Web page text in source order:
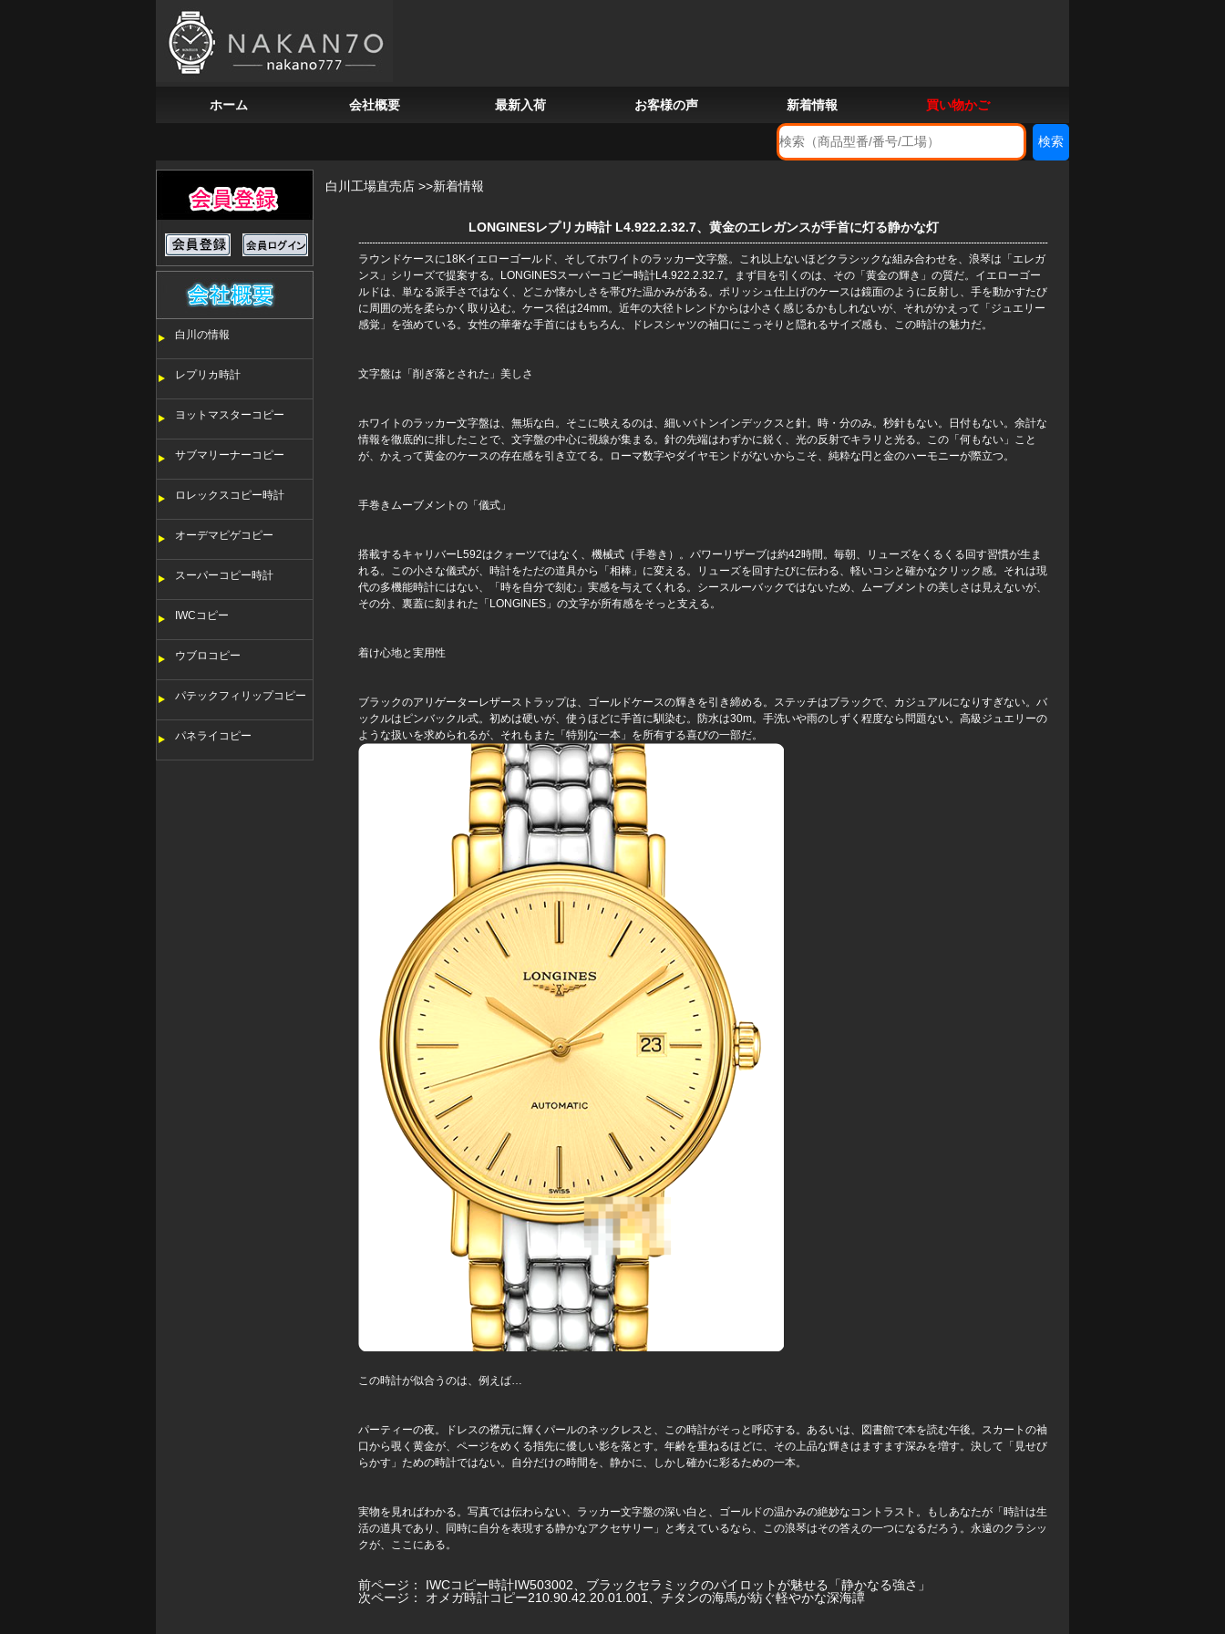
ホーム 会社概要 最新入荷 お客様の声 新着情報 買い物かご
白川の情報
レプリカ時計
ヨットマスターコピー
サブマリーナーコピー
ロレックスコピー時計
オーデマピゲコピー
スーパーコピー時計
IWCコピー
ウブロコピー
パテックフィリップコピー
パネライコピー
白川工場直売店 >>新着情報
LONGINESレプリカ時計 L4.922.2.32.7、黄金のエレガンスが手首に灯る静かな灯
ラウンドケースに18Kイエローゴールド、そしてホワイトのラッカー文字盤。これ以上ないほどクラシックな組み合わせを、浪琴は「エレガ
ンス」シリーズで提案する。LONGINESスーパーコピー時計L4.922.2.32.7。まず目を引くのは、その「黄金の輝き」の質だ。イエローゴー
ルドは、単なる派手さではなく、どこか懐かしさを帯びた温かみがある。ポリッシュ仕上げのケースは鏡面のように反射し、手を動かすたび
に周囲の光を柔らかく取り込む。ケース径は24mm。近年の大径トレンドからは小さく感じるかもしれないが、それがかえって「ジュエリー
感覚」を強めている。女性の華奢な手首にはもちろん、ドレスシャツの袖口にこっそりと隠れるサイズ感も、この時計の魅力だ。
文字盤は「削ぎ落とされた」美しさ
ホワイトのラッカー文字盤は、無垢な白。そこに映えるのは、細いバトンインデックスと針。時・分のみ。秒針もない。日付もない。余計な
情報を徹底的に排したことで、文字盤の中心に視線が集まる。針の先端はわずかに鋭く、光の反射でキラリと光る。この「何もない」こと
が、かえって黄金のケースの存在感を引き立てる。ローマ数字やダイヤモンドがないからこそ、純粋な円と金のハーモニーが際立つ。
手巻きムーブメントの「儀式」
搭載するキャリバーL592はクォーツではなく、機械式（手巻き）。パワーリザーブは約42時間。毎朝、リューズをくるくる回す習慣が生ま
れる。この小さな儀式が、時計をただの道具から「相棒」に変える。リューズを回すたびに伝わる、軽いコシと確かなクリック感。それは現
代の多機能時計にはない、「時を自分で刻む」実感を与えてくれる。シースルーバックではないため、ムーブメントの美しさは見えないが、
その分、裏蓋に刻まれた「LONGINES」の文字が所有感をそっと支える。
着け心地と実用性
ブラックのアリゲーターレザーストラップは、ゴールドケースの輝きを引き締める。ステッチはブラックで、カジュアルになりすぎない。バ
ックルはピンバックル式。初めは硬いが、使うほどに手首に馴染む。防水は30m。手洗いや雨のしずく程度なら問題ない。高級ジュエリーの
ような扱いを求められるが、それもまた「特別な一本」を所有する喜びの一部だ。
この時計が似合うのは、例えば…
パーティーの夜。ドレスの襟元に輝くパールのネックレスと、この時計がそっと呼応する。あるいは、図書館で本を読む午後。スカートの袖
口から覗く黄金が、ページをめくる指先に優しい影を落とす。年齢を重ねるほどに、その上品な輝きはますます深みを増す。決して「見せび
らかす」ための時計ではない。自分だけの時間を、静かに、しかし確かに彩るための一本。
実物を見ればわかる。写真では伝わらない、ラッカー文字盤の深い白と、ゴールドの温かみの絶妙なコントラスト。もしあなたが「時計は生
活の道具であり、同時に自分を表現する静かなアクセサリー」と考えているなら、この浪琴はその答えの一つになるだろう。永遠のクラシッ
クが、ここにある。
前ページ： IWCコピー時計IW503002、ブラックセラミックのパイロットが魅せる「静かなる強さ」
次ページ： オメガ時計コピー210.90.42.20.01.001、チタンの海馬が紡ぐ軽やかな深海譚